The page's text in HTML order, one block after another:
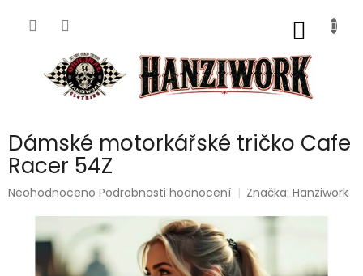
Dámské motorkářské tričko Cafe
Racer 54Z
Průměrné
Neohodnoceno Podrobnosti hodnocení Značka:Hanziwork